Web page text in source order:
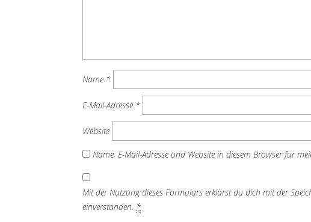
Name *
E-Mail-Adresse *
Website
Name, E-Mail-Adresse und Website in diesem Browser für
Mit der Nutzung dieses Formulars erklärst du dich mit der
einverstanden. *